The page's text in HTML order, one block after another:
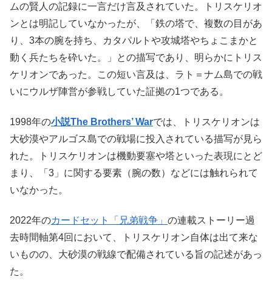
ムの賢人の記録に一言だけ言及されていた。トリスケリオ
ンとは明記していなかったが、「鉄の塔で、複数の目があ
り、3本の腕を持ち、カタパルトや攻城塔やちょこまかと
動く兵たちを砕いた。」との描写であり、明らかにトリス
ケリオンであった。この短い言及は、ラト＝ナム島での戦
いにウルザ陣営が参戦していた証拠の1つである。
1998年の小説The Brothers’ Warでは、トリスケリオンは
大砂漠やアルゴス島での戦場に投入されている描写が見ら
れた。トリスケリオンは機動要塞や塔といった表現にとど
まり、「3」に関する要素（腕の数）などには触れられて
いなかった。
2022年のカードセット「兄弟戦争」 の連載ストーリー過
去時間軸第4回において、トリスケリオン自体は出て来な
いものの、大砂漠の戦線で配備されている旨の記述があっ
た。